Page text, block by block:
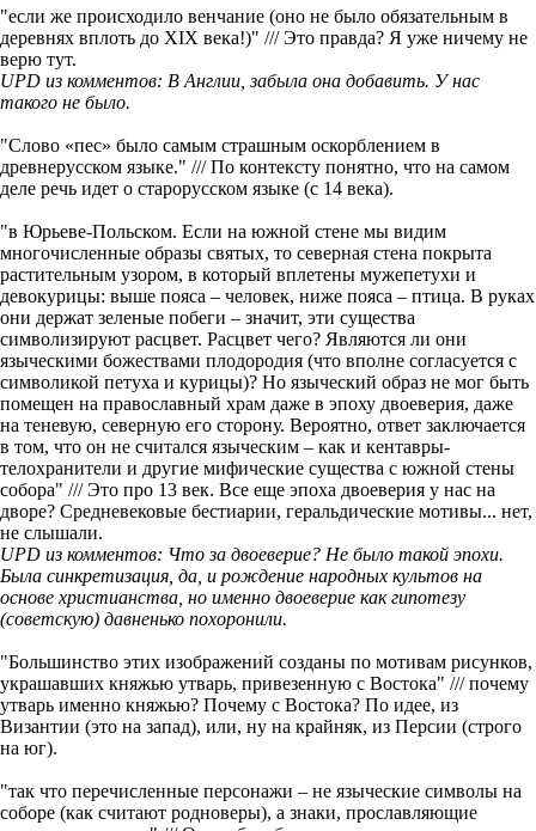
"если же происходило венчание (оно не было обязательным в
деревнях вплоть до XIX века!)" /// Это правда? Я уже ничему не
верю тут.
UPD из комментов: В Англии, забыла она добавить. У нас
такого не было.
"Слово «пес» было самым страшным оскорблением в
древнерусском языке." /// По контексту понятно, что на самом
деле речь идет о старорусском языке (с 14 века).
"в Юрьеве-Польском. Если на южной стене мы видим
многочисленные образы святых, то северная стена покрыта
растительным узором, в который вплетены мужепетухи и
девокурицы: выше пояса – человек, ниже пояса – птица. В руках
они держат зеленые побеги – значит, эти существа
символизируют расцвет. Расцвет чего? Являются ли они
языческими божествами плодородия (что вполне согласуется с
символикой петуха и курицы)? Но языческий образ не мог быть
помещен на православный храм даже в эпоху двоеверия, даже
на теневую, северную его сторону. Вероятно, ответ заключается
в том, что он не считался языческим – как и кентавры-
телохранители и другие мифические существа с южной стены
собора" /// Это про 13 век. Все еще эпоха двоеверия у нас на
дворе? Средневековые бестиарии, геральдические мотивы... нет,
не слышали.
UPD из комментов: Что за двоеверие? Не было такой эпохи.
Была синкретизация, да, и рождение народных культов на
основе христианства, но именно двоеверие как гипотезу
(советскую) давненько похоронили.
"Большинство этих изображений созданы по мотивам рисунков,
украшавших княжью утварь, привезенную с Востока" /// почему
утварь именно княжью? Почему с Востока? По идее, из
Византии (это на запад), или, ну на крайняк, из Персии (строго
на юг).
"так что перечисленные персонажи – не языческие символы на
соборе (как считают родноверы), а знаки, прославляющие